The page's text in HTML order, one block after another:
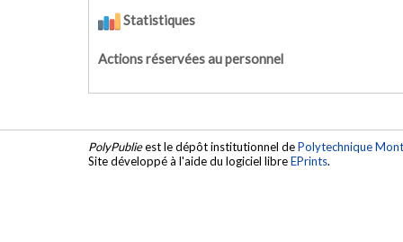
Statistiques
Actions réservées au personnel
PolyPublieest le dépôt institutionnel dePolytechnique
Site développé à l'aide du logiciel libreEPrints.